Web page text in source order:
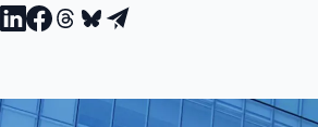
Partager
Linkedin
Partager
Facebook
Partager
Threads
Partager
Bluesky
Partager
email